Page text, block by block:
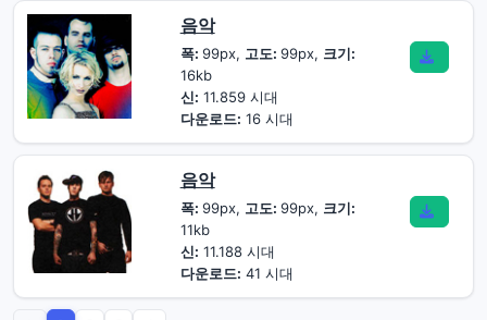
음악
폭: 99px, 고도: 99px, 크기:
16kb
신: 11.859 시대
다운로드: 16 시대
음악
폭: 99px, 고도: 99px, 크기:
11kb
신: 11.188 시대
다운로드: 41 시대